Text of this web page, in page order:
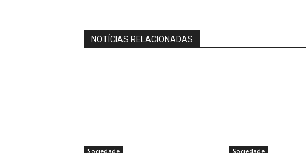
NOTÍCIAS RELACIONADAS
Sociedade Sociedade